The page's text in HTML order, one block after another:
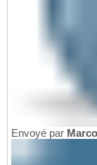
Envoyé par